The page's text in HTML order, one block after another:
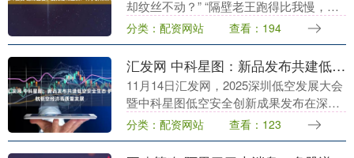
却纹丝不动？” “隔壁老王跑得比我慢，怎
么瘦得比我快？” 如果你也有这样的困
惑，今天这篇文章可能会颠覆你对跑步减
肥的认知。....
分类：配资网站 查看：194
汇发网 中科星图：新品发布共建低空安全生态 护航低空经济高质量发展
11月14日汇发网，2025深圳低空发展大会
暨中科星图低空安全创新成果发布在深圳
国际会展中心成功举办。本次会议以“湾区
低空 安全护航”为主题，吸引了来自政
府、学....
分类：配资网站 查看：123